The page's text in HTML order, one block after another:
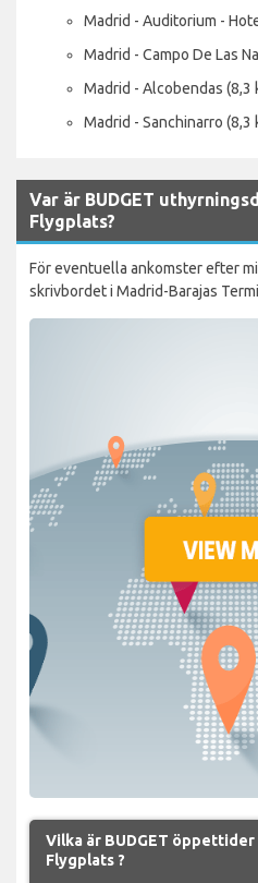
Madrid - Auditorium -
Madrid - Campo De Las
Madrid - Alcobendas (8,3
Madrid - Sanchinarro (8,3
Var är BUDGET
Flygplats?
För eventuella ankomster efter
skrivbordet i Madrid-Barajas
Vilka är BUDGET
Flygplats ?